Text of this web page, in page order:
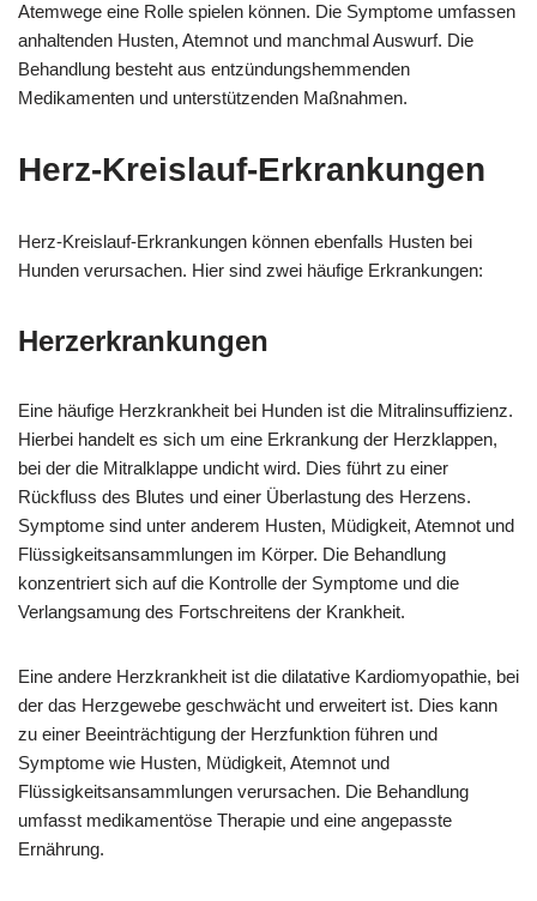
Atemwege eine Rolle spielen können. Die Symptome umfassen
anhaltenden Husten, Atemnot und manchmal Auswurf. Die
Behandlung besteht aus entzündungshemmenden
Medikamenten und unterstützenden Maßnahmen.
Herz-Kreislauf-Erkrankungen
Herz-Kreislauf-Erkrankungen können ebenfalls Husten bei
Hunden verursachen. Hier sind zwei häufige Erkrankungen:
Herzerkrankungen
Eine häufige Herzkrankheit bei Hunden ist die Mitralinsuffizienz.
Hierbei handelt es sich um eine Erkrankung der Herzklappen,
bei der die Mitralklappe undicht wird. Dies führt zu einer
Rückfluss des Blutes und einer Überlastung des Herzens.
Symptome sind unter anderem Husten, Müdigkeit, Atemnot und
Flüssigkeitsansammlungen im Körper. Die Behandlung
konzentriert sich auf die Kontrolle der Symptome und die
Verlangsamung des Fortschreitens der Krankheit.
Eine andere Herzkrankheit ist die dilatative Kardiomyopathie, bei
der das Herzgewebe geschwächt und erweitert ist. Dies kann
zu einer Beeinträchtigung der Herzfunktion führen und
Symptome wie Husten, Müdigkeit, Atemnot und
Flüssigkeitsansammlungen verursachen. Die Behandlung
umfasst medikamentöse Therapie und eine angepasste
Ernährung.